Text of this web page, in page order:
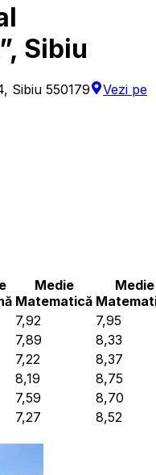
Sibiu
Sibiu 550179
Vezi pe
Medie
Matematică
Medie
7,92
7,95
7,89
8,33
7,22
8,37
8,19
8,75
7,59
8,70
7,27
8,52